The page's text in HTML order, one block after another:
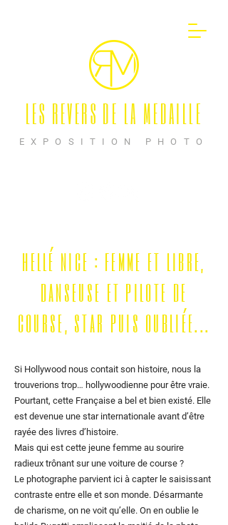
EXPOSITION PHOTO
LES REVERS DE LA MEDAILLE
hellé nice : femme et libre,
danseuse et pilote de
course, star puis oubliée...
Si Hollywood nous contait son histoire, nous la
trouverions trop… hollywoodienne pour être vraie.
Pourtant, cette Française a bel et bien existé. Elle
est devenue une star internationale avant d’être
rayée des livres d’histoire.
Mais qui est cette jeune femme au sourire
radieux trônant sur une voiture de course ?
Le photographe parvient ici à capter le saisissant
contraste entre elle et son monde. Désarmante
de charisme, on ne voit qu’elle. On en oublie le